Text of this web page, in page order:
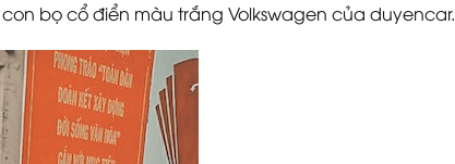
bọ cổ điển màu trắng Volkswagen của duyencar.